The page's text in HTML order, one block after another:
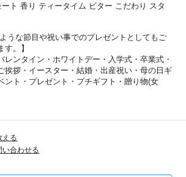
ト 香り ティータイム ビター こだわり スタ
うな節目や祝い事でのプレゼントとしてもご
。】
レンタイン・ホワイトデー・入学式・卒業式・
挨拶・イースター・結婚・出産祝い・母の日ギ
ント・プレゼント・プチギフト・贈り物(女
える
い合わせる